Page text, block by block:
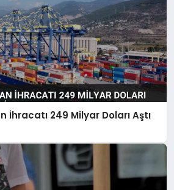
İhracatı 249 Milyar Doları Aştı